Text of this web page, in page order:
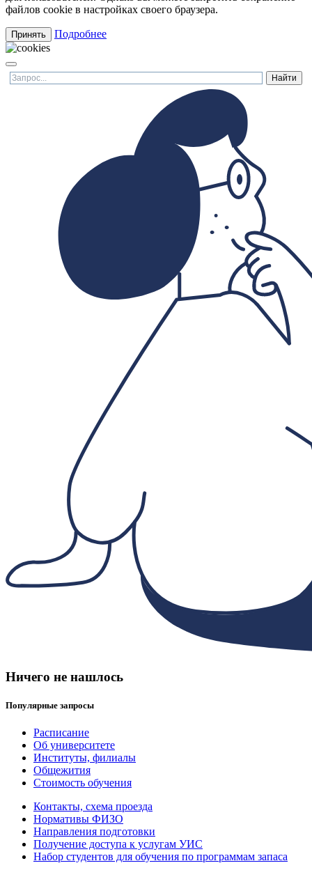
файлов cookie в настройках своего браузера.
Принять Подробнее
Ничего не нашлось
Популярные запросы
Расписание
Об университете
Институты, филиалы
Общежития
Стоимость обучения
Контакты, схема проезда
Нормативы ФИЗО
Направления подготовки
Получение доступа к услугам УИС
Набор студентов для обучения по программам запаса